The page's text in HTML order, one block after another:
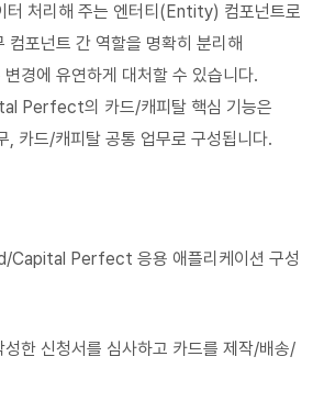
처리해 주는 엔터티(Entity) 컴포넌트로
컴포넌트 간 역할을 명확히 분리해
경에 유연하게 대처할 수 있습니다.
Perfect의 카드/캐피탈 핵심 기능은
, 카드/캐피탈 공통 업무로 구성됩니다.
Capital Perfect 응용 애플리케이션 구성
한 신청서를 심사하고 카드를 제작/배송/